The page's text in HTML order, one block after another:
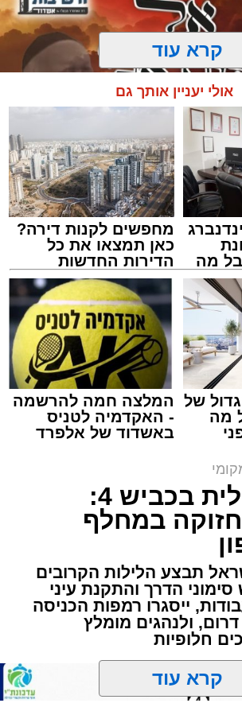
מעגלים
בשבוע הבא ביום ג'
הישיבות שטרם החלו את זמן
את גדולי הדור, מרן הגרי"ב
רבי ישאי טולידנו שליט"א,
קורת רוח ישתפו את שומעיהם
בבתי הוריהם, הגאון רבי פנחס
רבי ניסים טולידנו זצ"ל, כאשר
שישמעו היא לעורר הלבבות
אמת לתורה.
'מעגלים', יתקיים בבית
רובע ג', ביום שלישי הקרוב
קרא עוד
אולי יעניין אותך גם
מה
מחפשים לקנות דירה?
כאן תמצאו את כל
הדירות החדשות
למכירה באשדוד >>>
של
מה
המלצה חמה להרשמה
- האקדמיה לטניס
באשדוד של אלפרד
חסימה לילית בכביש 4:
במחלף
תבצע הלילות הקרובים
סימוני הדרך והתקנת עיני
ייסגרו רמפות הכניסה
לכיוון דרום, ולנהגים מומלץ
חלופיות
קרא עוד